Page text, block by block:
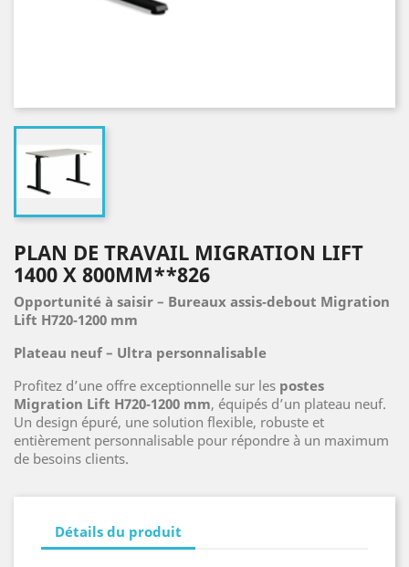
PLAN DE TRAVAIL MIGRATION LIFT
1400 X 800MM**826
Opportunité à saisir – Bureaux assis‑debout Migration
Lift H720‑1200 mm
Plateau neuf – Ultra personnalisable
Profitez d’une offre exceptionnelle sur les postes
Migration Lift H720‑1200 mm, équipés d’un plateau neuf.
Un design épuré, une solution flexible, robuste et
entièrement personnalisable pour répondre à un maximum
de besoins clients.
Détails du produit